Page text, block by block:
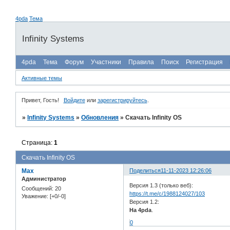
4pda Тема
Infinity Systems
4pda Тема Форум Участники Правила Поиск Регистрация
Активные темы
Привет, Гость! Войдитеили зарегистрируйтесь.
» Infinity Systems »Обновления »Скачать Infinity OS
Скачать Infinity OS
Страница:1
Поделиться11-11-2023 12:26:06
Max
Администратор
Сообщений: 20
Уважение: [+0/-0]
Версия 1.3 (только веб):
https://t.me/c/1988124027/103
Версия 1.2:
На 4pda
0